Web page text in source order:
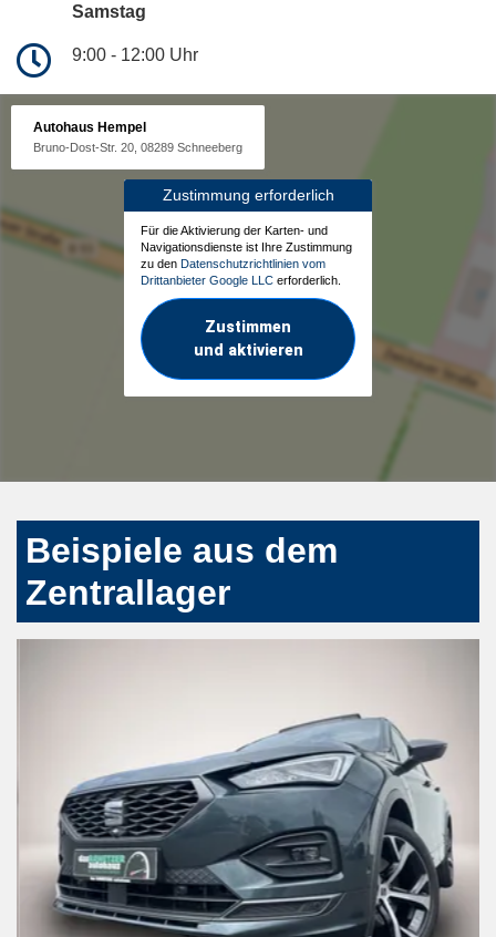
Samstag
9:00 - 12:00 Uhr
Autohaus Hempel
Bruno-Dost-Str. 20, 08289 Schneeberg
Zustimmung erforderlich
Für die Aktivierung der Karten- und
Navigationsdienste ist Ihre Zustimmung
zu den Datenschutzrichtlinien vom
Drittanbieter Google LLC erforderlich.
Zustimmen
und aktivieren
Beispiele aus dem
Zentrallager